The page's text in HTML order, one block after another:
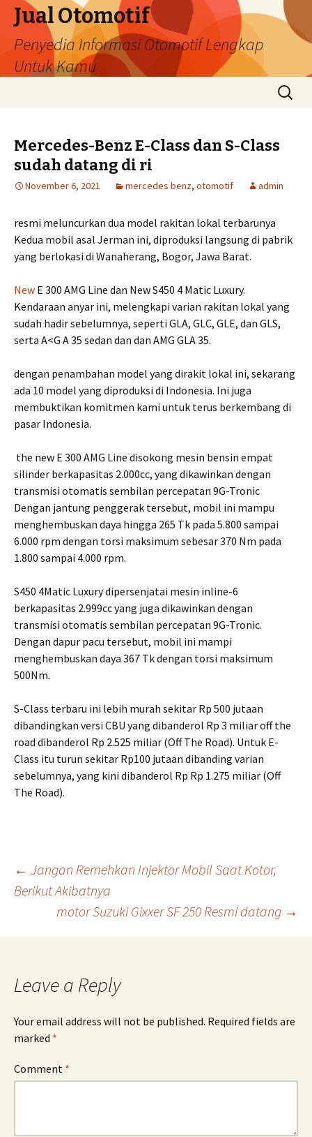
Jual Otomotif
Penyedia Informasi Otomotif Lengkap
Untuk Kamu
Search
for:
Mercedes-Benz E-Class dan S-Class
sudah datang di ri
November 6, 2021 mercedes benz, otomotif admin
resmi meluncurkan dua model rakitan lokal terbarunya
Kedua mobil asal Jerman ini, diproduksi langsung di pabrik
yang berlokasi di Wanaherang, Bogor, Jawa Barat.
New E 300 AMG Line dan New S450 4 Matic Luxury.
Kendaraan anyar ini, melengkapi varian rakitan lokal yang
sudah hadir sebelumnya, seperti GLA, GLC, GLE, dan GLS,
serta A<G A 35 sedan dan dan AMG GLA 35.
dengan penambahan model yang dirakit lokal ini, sekarang
ada 10 model yang diproduksi di Indonesia. Ini juga
membuktikan komitmen kami untuk terus berkembang di
pasar Indonesia.
the new E 300 AMG Line disokong mesin bensin empat
silinder berkapasitas 2.000cc, yang dikawinkan dengan
transmisi otomatis sembilan percepatan 9G-Tronic
Dengan jantung penggerak tersebut, mobil ini mampu
menghembuskan daya hingga 265 Tk pada 5.800 sampai
6.000 rpm dengan torsi maksimum sebesar 370 Nm pada
1.800 sampai 4.000 rpm.
S450 4Matic Luxury dipersenjatai mesin inline-6
berkapasitas 2.999cc yang juga dikawinkan dengan
transmisi otomatis sembilan percepatan 9G-Tronic.
Dengan dapur pacu tersebut, mobil ini mampi
menghembuskan daya 367 Tk dengan torsi maksimum
500Nm.
S-Class terbaru ini lebih murah sekitar Rp 500 jutaan
dibandingkan versi CBU yang dibanderol Rp 3 miliar off the
road dibanderol Rp 2.525 miliar (Off The Road). Untuk E-
Class itu turun sekitar Rp100 jutaan dibanding varian
sebelumnya, yang kini dibanderol Rp Rp 1.275 miliar (Off
The Road).
Post
navigation
← Jangan Remehkan Injektor Mobil Saat Kotor,
Berikut Akibatnya
motor Suzuki Gixxer SF 250 Resmi datang →
Leave a Reply
Your email address will not be published. Required fields are
marked *
Comment *